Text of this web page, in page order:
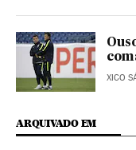
XICO
ARQUIVADO EM